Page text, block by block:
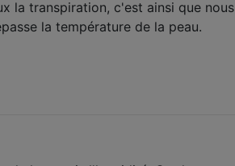
la transpiration, c'est ainsi que nous
la température de la peau.